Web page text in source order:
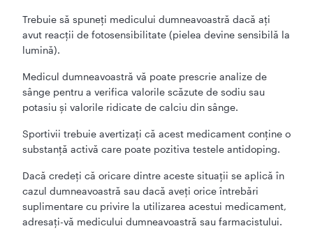
Trebuie să spuneți medicului dumneavoastră dacă ați
avut reacții de fotosensibilitate (pielea devine sensibilă la
lumină).
Medicul dumneavoastră vă poate prescrie analize de
sânge pentru a verifica valorile scăzute de sodiu sau
potasiu şi valorile ridicate de calciu din sânge.
Sportivii trebuie avertizaţi că acest medicament conţine o
substanţă activă care poate pozitiva testele antidoping.
Dacă credeți că oricare dintre aceste situații se aplică în
cazul dumneavoastră sau dacă aveți orice întrebări
suplimentare cu privire la utilizarea acestui medicament,
adresați-vă medicului dumneavoastră sau farmacistului.